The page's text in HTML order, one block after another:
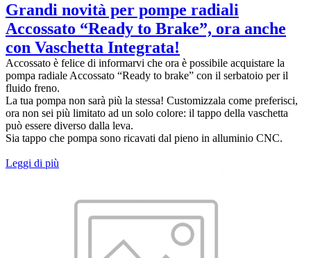
Grandi novità per pompe radiali
Accossato “Ready to Brake”, ora anche
con Vaschetta Integrata!
Accossato è felice di informarvi che ora è possibile acquistare la
pompa radiale Accossato “Ready to brake” con il serbatoio per il
fluido freno.
La tua pompa non sarà più la stessa! Customizzala come preferisci,
ora non sei più limitato ad un solo colore: il tappo della vaschetta
può essere diverso dalla leva.
Sia tappo che pompa sono ricavati dal pieno in alluminio CNC.
Leggi di più